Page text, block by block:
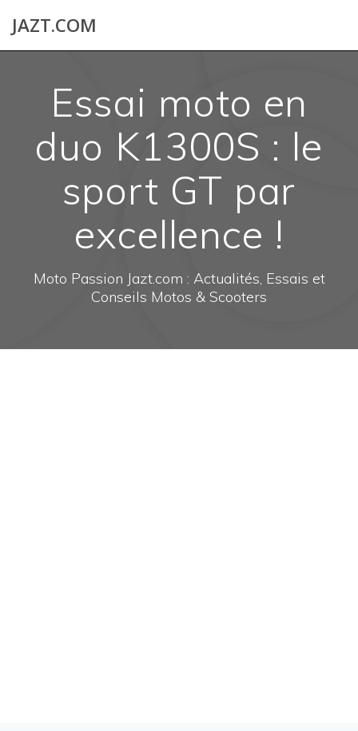
JAZT.COM
Essai moto en
duo K1300S : le
sport GT par
excellence !
Moto Passion Jazt.com : Actualités, Essais et
Conseils Motos & Scooters